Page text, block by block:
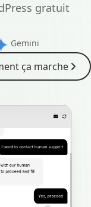
gratuit
Gemini
ça marche